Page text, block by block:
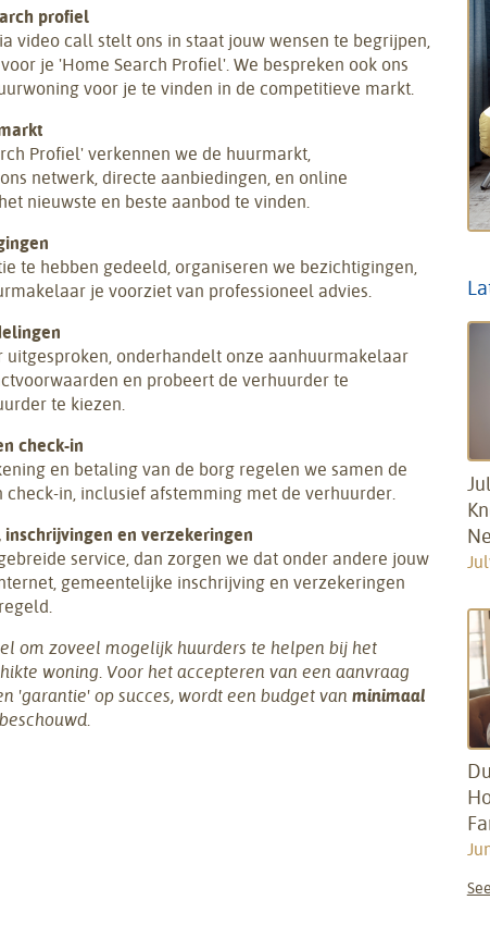
profiel
video call stelt ons in staat jouw wensen te begrijpen,
je 'Home Search Profiel'. We bespreken ook ons
voor je te vinden in de competitieve markt.
Profiel' verkennen we de huurmarkt,
netwerk, directe aanbiedingen, en online
nieuwste en beste aanbod te vinden.
te hebben gedeeld, organiseren we bezichtigingen,
je voorziet van professioneel advies.
uitgesproken, onderhandelt onze aanhuurmakelaar
en probeert de verhuurder te
te kiezen.
check-in
en betaling van de borg regelen we samen de
in, inclusief afstemming met de verhuurder.
en verzekeringen
service, dan zorgen we dat onder andere jouw
gemeentelijke inschrijving en verzekeringen
om zoveel mogelijk huurders te helpen bij het
woning. Voor het accepteren van een aanvraag
'garantie' op succes, wordt een budget van minimaal